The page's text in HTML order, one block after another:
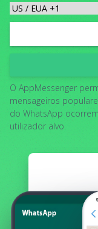
O AppMessenger
mensageiros
do WhatsApp
utilizador alvo.